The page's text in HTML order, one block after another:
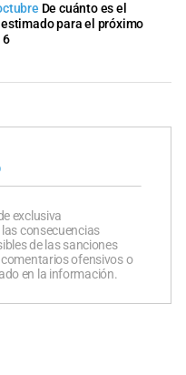
De cuánto es el
para el próximo
6
exclusiva
consecuencias
de las sanciones
ofensivos o
en la información.